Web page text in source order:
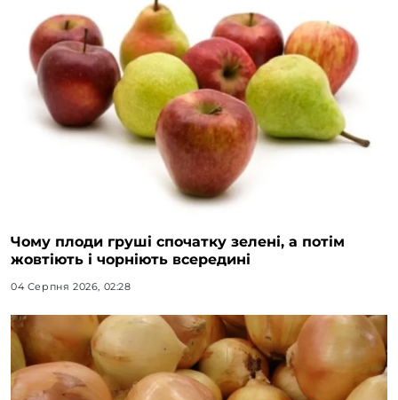
Чому плоди груші спочатку зелені, а потім
жовтіють і чорніють всередині
04 Серпня 2026, 02:28